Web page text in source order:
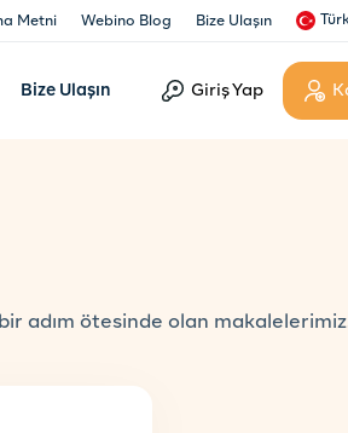
Metni Webino Blog Bize Ulaşın
Bize Ulaşın Giriş Yap
adım ötesinde olan